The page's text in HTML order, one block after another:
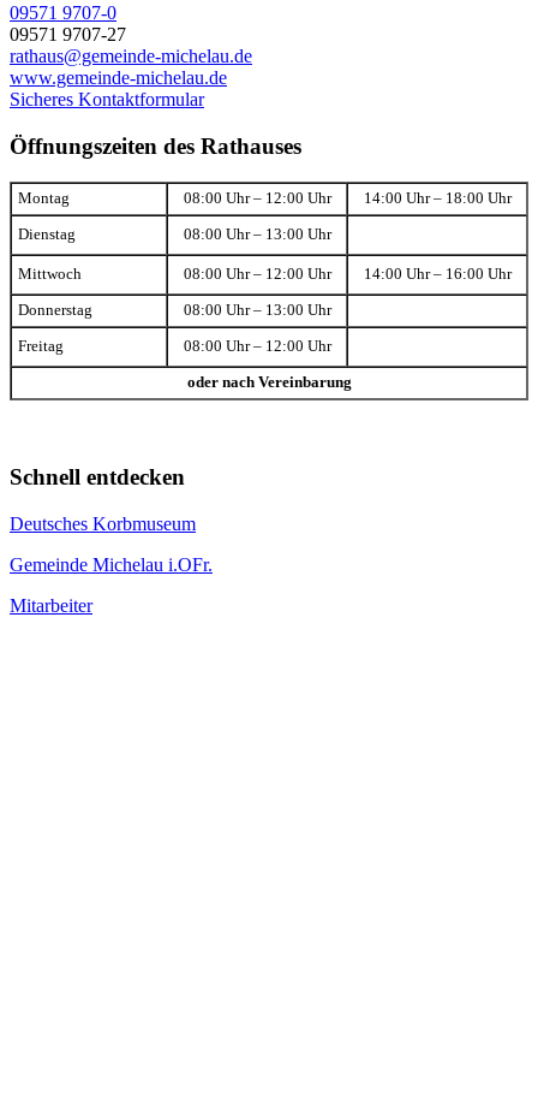
09571 9707-0
09571 9707-27
rathaus@gemeinde-michelau.de
www.gemeinde-michelau.de
Sicheres Kontaktformular
Öffnungszeiten des Rathauses
Montag 08:00 Uhr – 12:00 Uhr 14:00 Uhr – 18:00 Uhr
Dienstag 08:00 Uhr – 13:00 Uhr
Mittwoch 08:00 Uhr – 12:00 Uhr 14:00 Uhr – 16:00 Uhr
Donnerstag 08:00 Uhr – 13:00 Uhr
Freitag 08:00 Uhr – 12:00 Uhr
oder nach Vereinbarung
Schnell entdecken
Deutsches Korbmuseum
Gemeinde Michelau i.OFr.
Mitarbeiter